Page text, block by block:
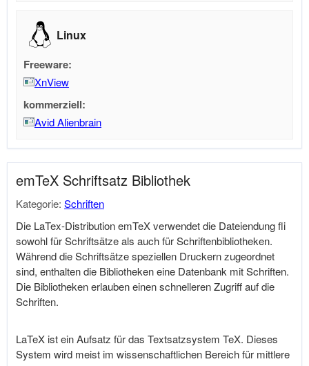
Linux
Freeware:
XnView
kommerziell:
Avid Alienbrain
emTeX Schriftsatz Bibliothek
Kategorie: Schriften
Die LaTex-Distribution emTeX verwendet die Dateiendung fli
sowohl für Schriftsätze als auch für Schriftenbibliotheken.
Während die Schriftsätze speziellen Druckern zugeordnet
sind, enthalten die Bibliotheken eine Datenbank mit Schriften.
Die Bibliotheken erlauben einen schnelleren Zugriff auf die
Schriften.
LaTeX ist ein Aufsatz für das Textsatzsystem TeX. Dieses
System wird meist im wissenschaftlichen Bereich für mittlere